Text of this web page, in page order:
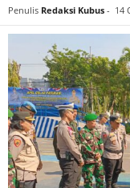
Penulis Redaksi Kubus - 14